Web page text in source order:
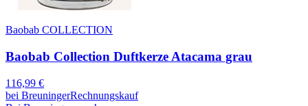
Baobab COLLECTION
Baobab Collection Duftkerze Atacama grau
116,99 €
bei BreuningerRechnungskauf